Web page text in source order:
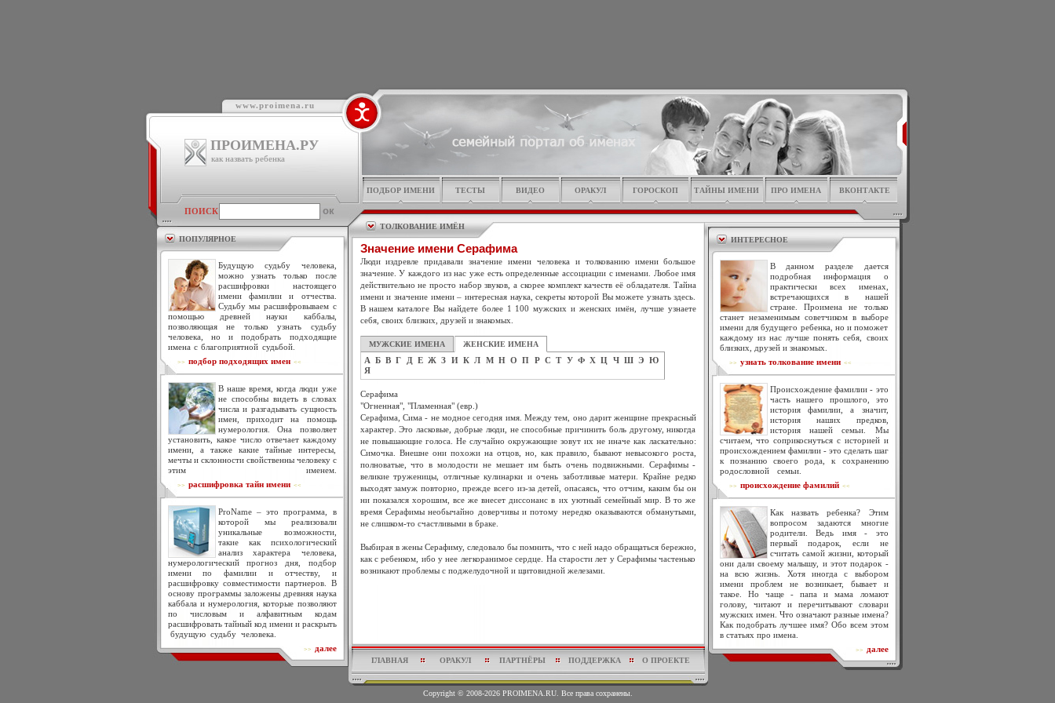
www.proimena.ru
ПРОИМЕНА.РУ
как назвать ребенка
ПОИСК
ПОПУЛЯРНОЕ
Будущую судьбу человека,
можно узнать только после
расшифровки настоящего
имени фамилии и отчества.
Судьбу мы расшифровываем с
помощью древней науки каббалы,
позволяющая не только узнать судьбу
человека, но и подобрать подходящие
имена с благоприятной судьбой.
>> подбор подходящих имен<<
В наше время, когда люди уже
не способны видеть в словах
числа и разгадывать сущность
имен, приходит на помощь
нумерология. Она позволяет
установить, какое число отвечает каждому
имени, а также какие тайные интересы,
мечты и склонности свойственны человеку с
этим именем.
>> расшифровка тайн имени<<
ProName – это программа, в
которой мы реализовали
уникальные возможности,
такие как психологический
анализ характера человека,
нумерологический прогноз дня, подбор
имени по фамилии и отчеству, и
расшифровку совместимости партнеров. В
основу программы заложены древняя наука
каббала и нумерология, которые позволяют
по числовым и алфавитным кодам
расшифровать тайный код имени и раскрыть
будущую судьбу человека.
>> далее
ПОДБОР ИМЕНИ ТЕСТЫ ВИДЕО ОРАКУЛ ГОРОСКОП ТАЙНЫ ИМЕНИ ПРО ИМЕНА ВКОНТАКТЕ
ТОЛКОВАНИЕ ИМЁН
Значение имени Серафима
Люди издревле придавали значение имени человека и толкованию имени большое
значение. У каждого из нас уже есть определенные ассоциации с именами. Любое имя
действительно не просто набор звуков, а скорее комплект качеств её обладателя. Тайна
имени и значение имени – интересная наука, секреты которой Вы можете узнать здесь.
В нашем каталоге Вы найдете более 1 100 мужских и женских имён, лучше узнаете
себя, своих близких, друзей и знакомых.
МУЖСКИЕ ИМЕНА ЖЕНСКИЕ ИМЕНА
А Б В Г Д Е Ж З И К Л М Н О П Р С Т У Ф Х Ц Ч Ш Э Ю
Я
Серафима
"Огненная", "Пламенная" (евр.)
Серафима, Сима - не модное сегодня имя. Между тем, оно дарит женщине прекрасный
характер. Это ласковые, добрые люди, не способные причинить боль другому, никогда
не повышающие голоса. Не случайно окружающие зовут их не иначе как ласкательно:
Симочка. Внешне они похожи на отцов, но, как правило, бывают невысокого роста,
полноватые, что в молодости не мешает им быть очень подвижными. Серафимы -
великие труженицы, отличные кулинарки и очень заботливые матери. Крайне редко
выходят замуж повторно, прежде всего из-за детей, опасаясь, что отчим, каким бы он
ни показался хорошим, все же внесет диссонанс в их уютный семейный мир. В то же
время Серафимы необычайно доверчивы и потому нередко оказываются обманутыми,
не слишком-то счастливыми в браке.
Выбирая в жены Серафиму, следовало бы помнить, что с ней надо обращаться бережно,
как с ребенком, ибо у нее легкоранимое сердце. На старости лет у Серафимы частенько
возникают проблемы с поджелудочной и щитовидной железами.
ГЛАВНАЯ ОРАКУЛ ПАРТНЁРЫ ПОДДЕРЖКА О ПРОЕКТЕ
ИНТЕРЕСНОЕ
В данном разделе дается
подробная информация о
практически всех именах,
встречающихся в нашей
стране. Проимена не только
станет незаменимым советчиком в выборе
имени для будущего ребенка, но и поможет
каждому из нас лучше понять себя, своих
близких, друзей и знакомых.
>> узнать толкование имени<<
Происхождение фамилии - это
часть нашего прошлого, это
история фамилии, а значит,
история наших предков,
история нашей семьи. Мы
считаем, что соприкоснуться с историей и
происхождением фамилии - это сделать шаг
к познанию своего рода, к сохранению
родословной семьи.
>> происхождение фамилий<<
Как назвать ребенка? Этим
вопросом задаются многие
родители. Ведь имя - это
первый подарок, если не
считать самой жизни, который
они дали своему малышу, и этот подарок -
на всю жизнь. Хотя иногда с выбором
имени проблем не возникает, бывает и
такое. Но чаще - папа и мама ломают
голову, читают и перечитывают словари
мужских имен. Что означают разные имена?
Как подобрать лучшее имя? Обо всем этом
в статьях про имена.
>> далее
Copyright © 2008-2026 PROIMENA.RU. Все права сохранены.